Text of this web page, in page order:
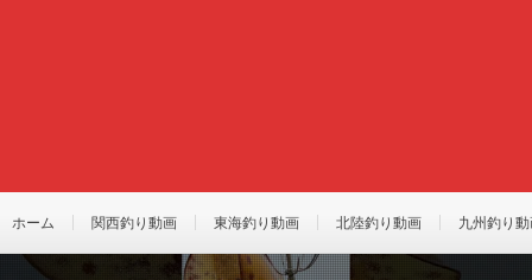
ホーム 関西釣り動画 東海釣り動画 北陸釣り動画 九州釣り